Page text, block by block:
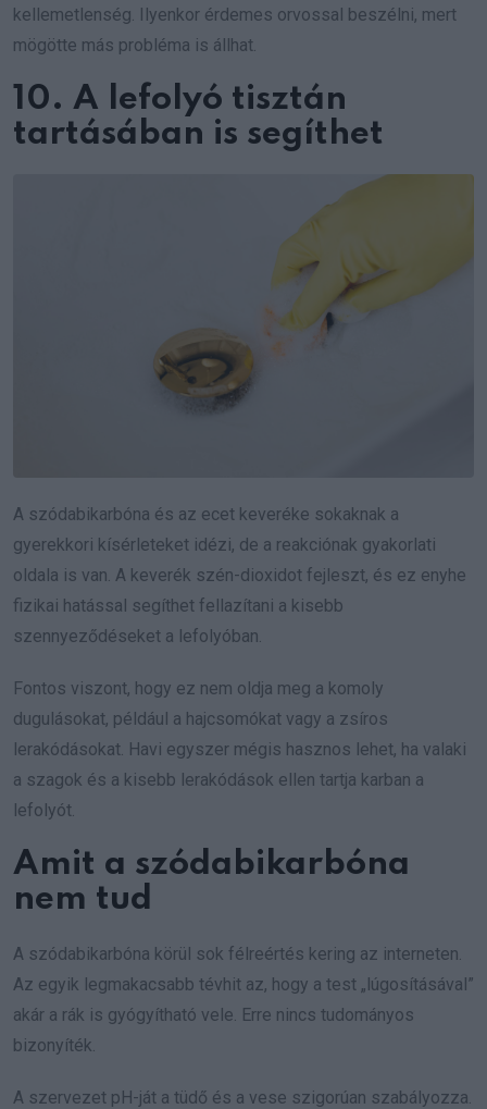
kellemetlenség. Ilyenkor érdemes orvossal beszélni, mert
mögötte más probléma is állhat.
10. A lefolyó tisztán
tartásában is segíthet
A szódabikarbóna és az ecet keveréke sokaknak a
gyerekkori kísérleteket idézi, de a reakciónak gyakorlati
oldala is van. A keverék szén-dioxidot fejleszt, és ez enyhe
fizikai hatással segíthet fellazítani a kisebb
szennyeződéseket a lefolyóban.
Fontos viszont, hogy ez nem oldja meg a komoly
dugulásokat, például a hajcsomókat vagy a zsíros
lerakódásokat. Havi egyszer mégis hasznos lehet, ha valaki
a szagok és a kisebb lerakódások ellen tartja karban a
lefolyót.
Amit a szódabikarbóna
nem tud
A szódabikarbóna körül sok félreértés kering az interneten.
Az egyik legmakacsabb tévhit az, hogy a test „lúgosításával”
akár a rák is gyógyítható vele. Erre nincs tudományos
bizonyíték.
A szervezet pH-ját a tüdő és a vese szigorúan szabályozza.